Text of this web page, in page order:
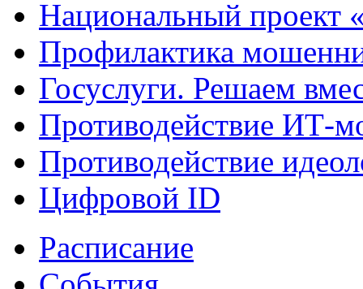
Национальный проект
Профилактика
Госуслуги. Решаем
Противодействие ИТ-
Противодействие
Цифровой ID
Расписание